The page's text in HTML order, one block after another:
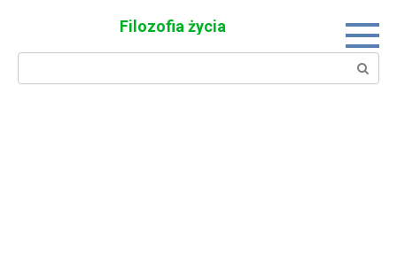
Filozofia życia
Search: